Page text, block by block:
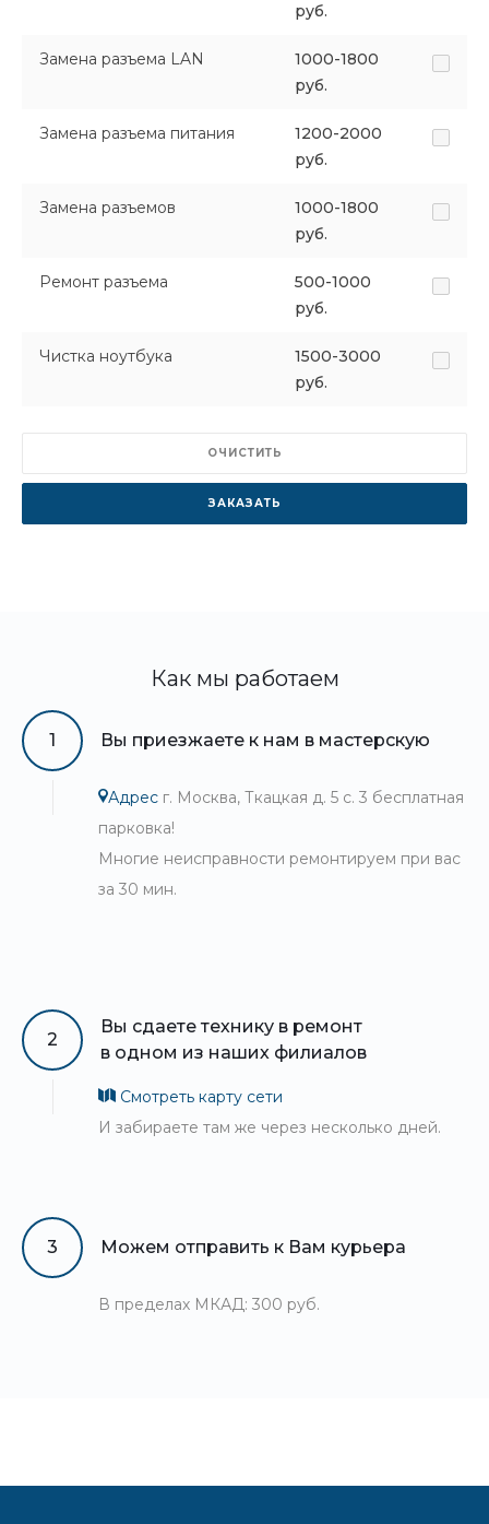
руб.
Замена разъема LAN
1000-1800
руб.
Замена разъема питания
1200-2000
руб.
Замена разъемов
1000-1800
руб.
Ремонт разъема
500-1000
руб.
Чистка ноутбука
1500-3000
руб.
ОЧИСТИТЬ
ЗАКАЗАТЬ
Как мы работаем
1 Вы приезжаете к нам в мастерскую
Адрес г. Москва, Ткацкая д. 5 с. 3 бесплатная
парковка!
Многие неисправности ремонтируем при вас
за 30 мин.
2
Вы сдаете технику в ремонт
в одном из наших филиалов
Смотреть карту сети
И забираете там же через несколько дней.
3 Можем отправить к Вам курьера
В пределах МКАД: 300 руб.